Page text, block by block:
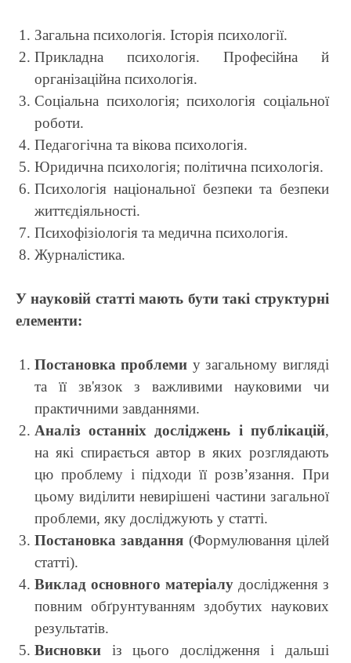
Загальна психологія. Історія психології.
Прикладна психологія. Професійна й
організаційна психологія.
Соціальна психологія; психологія соціальної
роботи.
Педагогічна та вікова психологія.
Юридична психологія; політична психологія.
Психологія національної безпеки та безпеки
життєдіяльності.
Психофізіологія та медична психологія.
Журналістика.
У науковій статті мають бути такі структурні
елементи:
Постановка проблеми у загальному вигляді
та її зв'язок з важливими науковими чи
практичними завданнями.
Аналіз останніх досліджень і публікацій,
на які спирається автор в яких розглядають
цю проблему і підходи її розв’язання. При
цьому виділити невирішені частини загальної
проблеми, яку досліджують у статті.
Постановка завдання (Формулювання цілей
статті).
Виклад основного матеріалу дослідження з
повним обґрунтуванням здобутих наукових
результатів.
Висновки із цього дослідження і дальші